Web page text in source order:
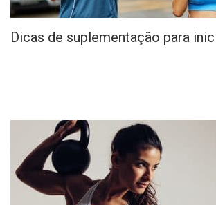
Dicas de suplementação para